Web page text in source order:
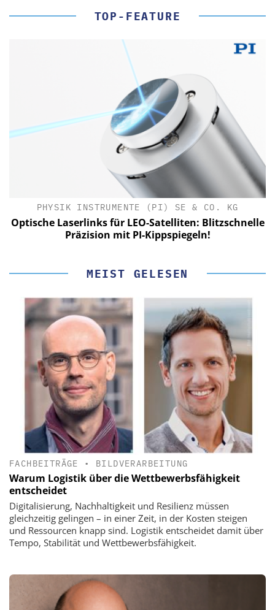
TOP-FEATURE
PHYSIK INSTRUMENTE (PI) SE & CO. KG
Optische Laserlinks für LEO-Satelliten: Blitzschnelle
Präzision mit PI-Kippspiegeln!
MEIST GELESEN
FACHBEITRÄGE • BILDVERARBEITUNG
Warum Logistik über die Wettbewerbsfähigkeit
entscheidet
Digitalisierung, Nachhaltigkeit und Resilienz müssen
gleichzeitig gelingen – in einer Zeit, in der Kosten steigen
und Ressourcen knapp sind. Logistik entscheidet damit über
Tempo, Stabilität und Wettbewerbsfähigkeit.